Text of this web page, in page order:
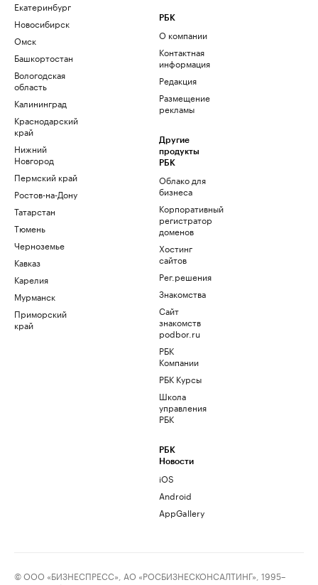
Екатеринбург
Новосибирск
Омск
Башкортостан
Вологодская
область
Калининград
Краснодарский
край
Нижний
Новгород
Пермский край
Ростов-на-Дону
Татарстан
Тюмень
Черноземье
Кавказ
Карелия
Мурманск
Приморский
край
РБК
О компании
Контактная
информация
Редакция
Размещение
рекламы
Другие
продукты
РБК
Облако для
бизнеса
Корпоративный
регистратор
доменов
Хостинг
сайтов
Рег.решения
Знакомства
Сайт
знакомств
podbor.ru
РБК
Компании
РБК Курсы
Школа
управления
РБК
РБК
Новости
iOS
Android
AppGallery
© ООО «БИЗНЕСПРЕСС», АО «РОСБИЗНЕСКОНСАЛТИНГ», 1995–